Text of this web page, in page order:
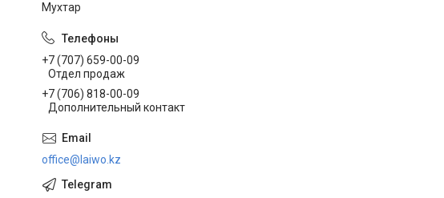
Мухтар
+7 (707) 659-00-09
Отдел продаж
+7 (706) 818-00-09
Дополнительный контакт
office@laiwo.kz